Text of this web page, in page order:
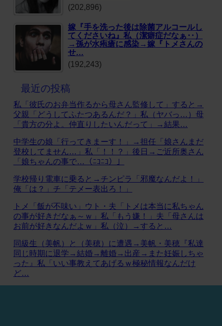
(202,896)
嫁『手を洗った後は除菌アルコールし
てくださいね』私（潔癖症だなぁ‥）
→孫が水疱瘡に感染→嫁『トメさんの
せ…
(192,243)
最近の投稿
私「彼氏のお弁当作るから母さん監修して」すると→
父親「どうしてふたつあるんだ？」私（ヤバっ…）母
「貴方の分よ。仲直りしたいんだって」→結果…
中学生の娘「行ってきまーす！」→担任「娘さんまだ
登校してません…」私「！！？」後日→ご近所奥さん
「娘ちゃんの事で…（ﾆｺﾆｺ）」
学校帰り電車に乗ると→チンピラ「邪魔なんだよ！」
俺「は？」チ「テメー表出ろ！」
トメ「飯が不味い」ウト・夫「トメは本当に私ちゃん
の事が好きだなぁ～ｗ」私「もう嫌！」夫「母さんは
お前が好きなんだよｗ」私（泣）→すると…
同級生（美帆）と（美穂）に遭遇→美帆・美穂『私達
同じ時期に退学→結婚→離婚→出産→また妊娠しちゃ
った』私「いい事教えてあげるｗ極秘情報なんだけ
ど…